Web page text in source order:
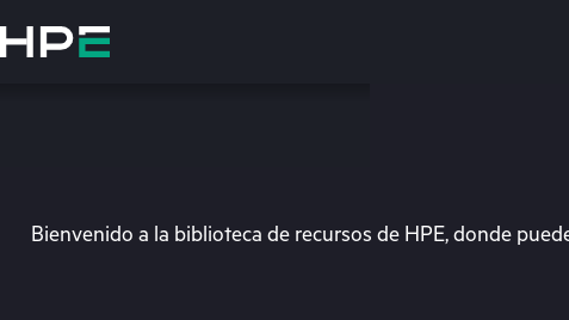
al
contenido
Bienvenido a la biblioteca de recursos de HPE, donde